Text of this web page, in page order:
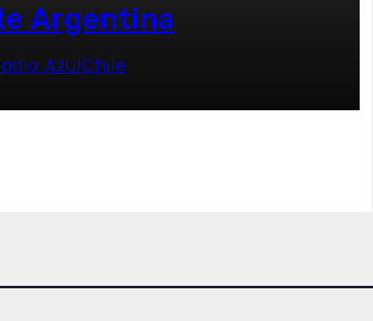
Argentina
AzulChile